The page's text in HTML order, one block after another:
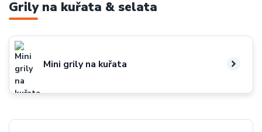
Grily na kuřata & selata
Mini grily na kuřata